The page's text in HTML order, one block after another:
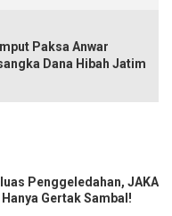
Paksa Anwar
Dana Hibah Jatim
Penggeledahan, JAKA
Gertak Sambal!